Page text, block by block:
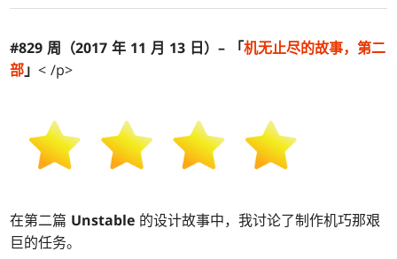
#829 周（2017 年 11 月 13 日）– 「机无止尽的故事，第二
部」< /p>
在第二篇 Unstable 的设计故事中，我讨论了制作机巧那艰
巨的任务。